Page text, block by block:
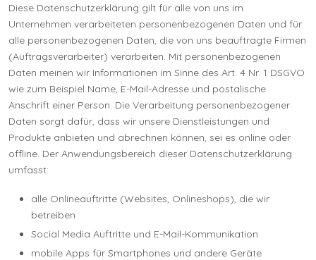
Diese Datenschutzerklärung gilt für alle von uns im
Unternehmen verarbeiteten personenbezogenen Daten und für
alle personenbezogenen Daten, die von uns beauftragte Firmen
(Auftragsverarbeiter) verarbeiten. Mit personenbezogenen
Daten meinen wir Informationen im Sinne des Art. 4 Nr. 1 DSGVO
wie zum Beispiel Name, E-Mail-Adresse und postalische
Anschrift einer Person. Die Verarbeitung personenbezogener
Daten sorgt dafür, dass wir unsere Dienstleistungen und
Produkte anbieten und abrechnen können, sei es online oder
offline. Der Anwendungsbereich dieser Datenschutzerklärung
umfasst:
alle Onlineauftritte (Websites, Onlineshops), die wir
betreiben
Social Media Auftritte und E-Mail-Kommunikation
mobile Apps für Smartphones und andere Geräte